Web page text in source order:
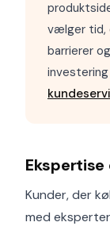
vælger tid,
barrierer
Kunder, der
med